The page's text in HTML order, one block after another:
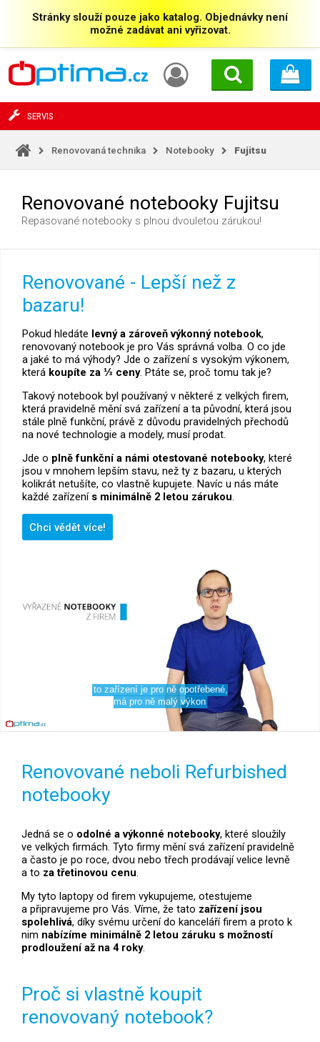
Stránky slouží pouze jako katalog. Objednávky není
možné zadávat ani vyřizovat.
SERVIS
Renovovaná technika Notebooky Fujitsu
Renovované notebooky Fujitsu
Repasované notebooky s plnou dvouletou zárukou!
Renovované - Lepší než z
bazaru!
Pokud hledáte levný a zároveň výkonný notebook,
renovovaný notebook je pro Vás správná volba. O co jde
a jaké to má výhody? Jde o zařízení s vysokým výkonem,
která koupíte za ⅓ ceny. Ptáte se, proč tomu tak je?
Takový notebook byl používaný v některé z velkých firem,
která pravidelně mění svá zařízení a ta původní, která jsou
stále plně funkční, právě z důvodu pravidelných přechodů
na nové technologie a modely, musí prodat.
Jde o plně funkční a námi otestované notebooky, které
jsou v mnohem lepším stavu, než ty z bazaru, u kterých
kolikrát netušíte, co vlastně kupujete. Navíc u nás máte
každé zařízení s minimálně 2 letou zárukou.
Chci vědět více!
Renovované neboli Refurbished
notebooky
Jedná se o odolné a výkonné notebooky, které sloužily
ve velkých firmách. Tyto firmy mění svá zařízení pravidelně
a často je po roce, dvou nebo třech prodávají velice levně
a to za třetinovou cenu.
My tyto laptopy od firem vykupujeme, otestujeme
a připravujeme pro Vás. Víme, že tato zařízení jsou
spolehlivá, díky svému určení do kanceláří firem a proto k
nim nabízíme minimálně 2 letou záruku s možností
prodloužení až na 4 roky.
Proč si vlastně koupit
renovovaný notebook?